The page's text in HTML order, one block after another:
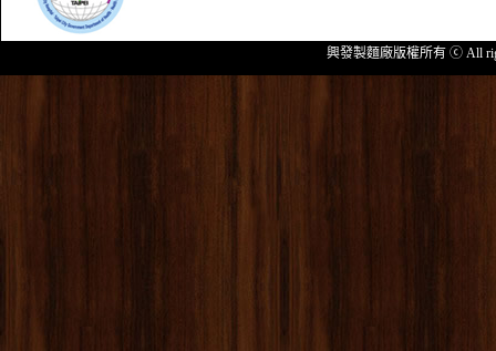
興發製麵廠版權所有 ⓒ All